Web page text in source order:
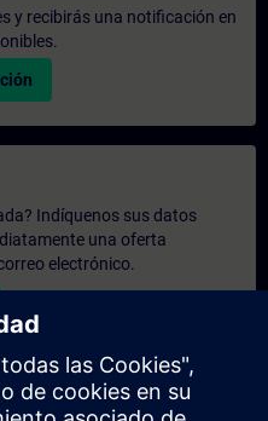
y recibirás una notificación en
Indíquenos sus datos
una oferta
electrónico.